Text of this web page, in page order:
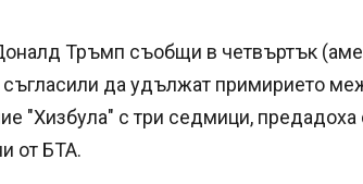
Тръмп съобщи в четвъртък
съгласили да удължат примирието
"Хизбула" с три седмици, предадоха
от БТА.